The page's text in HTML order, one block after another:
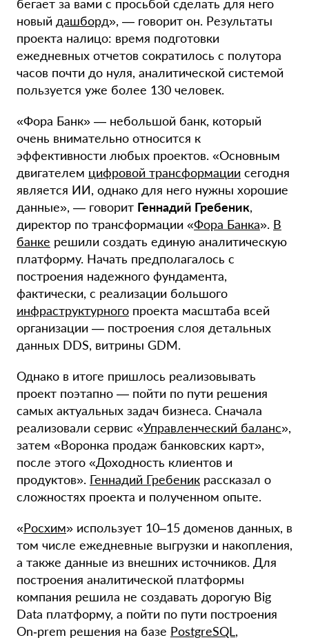
бегает за вами с просьбой сделать для него
новый дашборд», — говорит он. Результаты
проекта налицо: время подготовки
ежедневных отчетов сократилось с полутора
часов почти до нуля, аналитической системой
пользуется уже более 130 человек.
«Фора Банк» — небольшой банк, который
очень внимательно относится к
эффективности любых проектов. «Основным
двигателем цифровой трансформации сегодня
является ИИ, однако для него нужны хорошие
данные», — говорит Геннадий Гребеник,
директор по трансформации «Фора Банка». В
банке решили создать единую аналитическую
платформу. Начать предполагалось с
построения надежного фундамента,
фактически, с реализации большого
инфраструктурного проекта масштаба всей
организации — построения слоя детальных
данных DDS, витрины GDM.
Однако в итоге пришлось реализовывать
проект поэтапно — пойти по пути решения
самых актуальных задач бизнеса. Сначала
реализовали сервис «Управленческий баланс»,
затем «Воронка продаж банковских карт»,
после этого «Доходность клиентов и
продуктов». Геннадий Гребеник рассказал о
сложностях проекта и полученном опыте.
«Росхим» использует 10–15 доменов данных, в
том числе ежедневные выгрузки и накопления,
а также данные из внешних источников. Для
построения аналитической платформы
компания решила не создавать дорогую Big
Data платформу, а пойти по пути построения
On‑prem решения на базе PostgreSQL ,